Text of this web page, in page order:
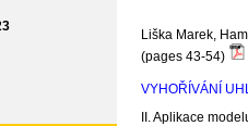
Liška Marek,
(pages 43-54)
VYHOŘÍVÁNÍ
II. Aplikace